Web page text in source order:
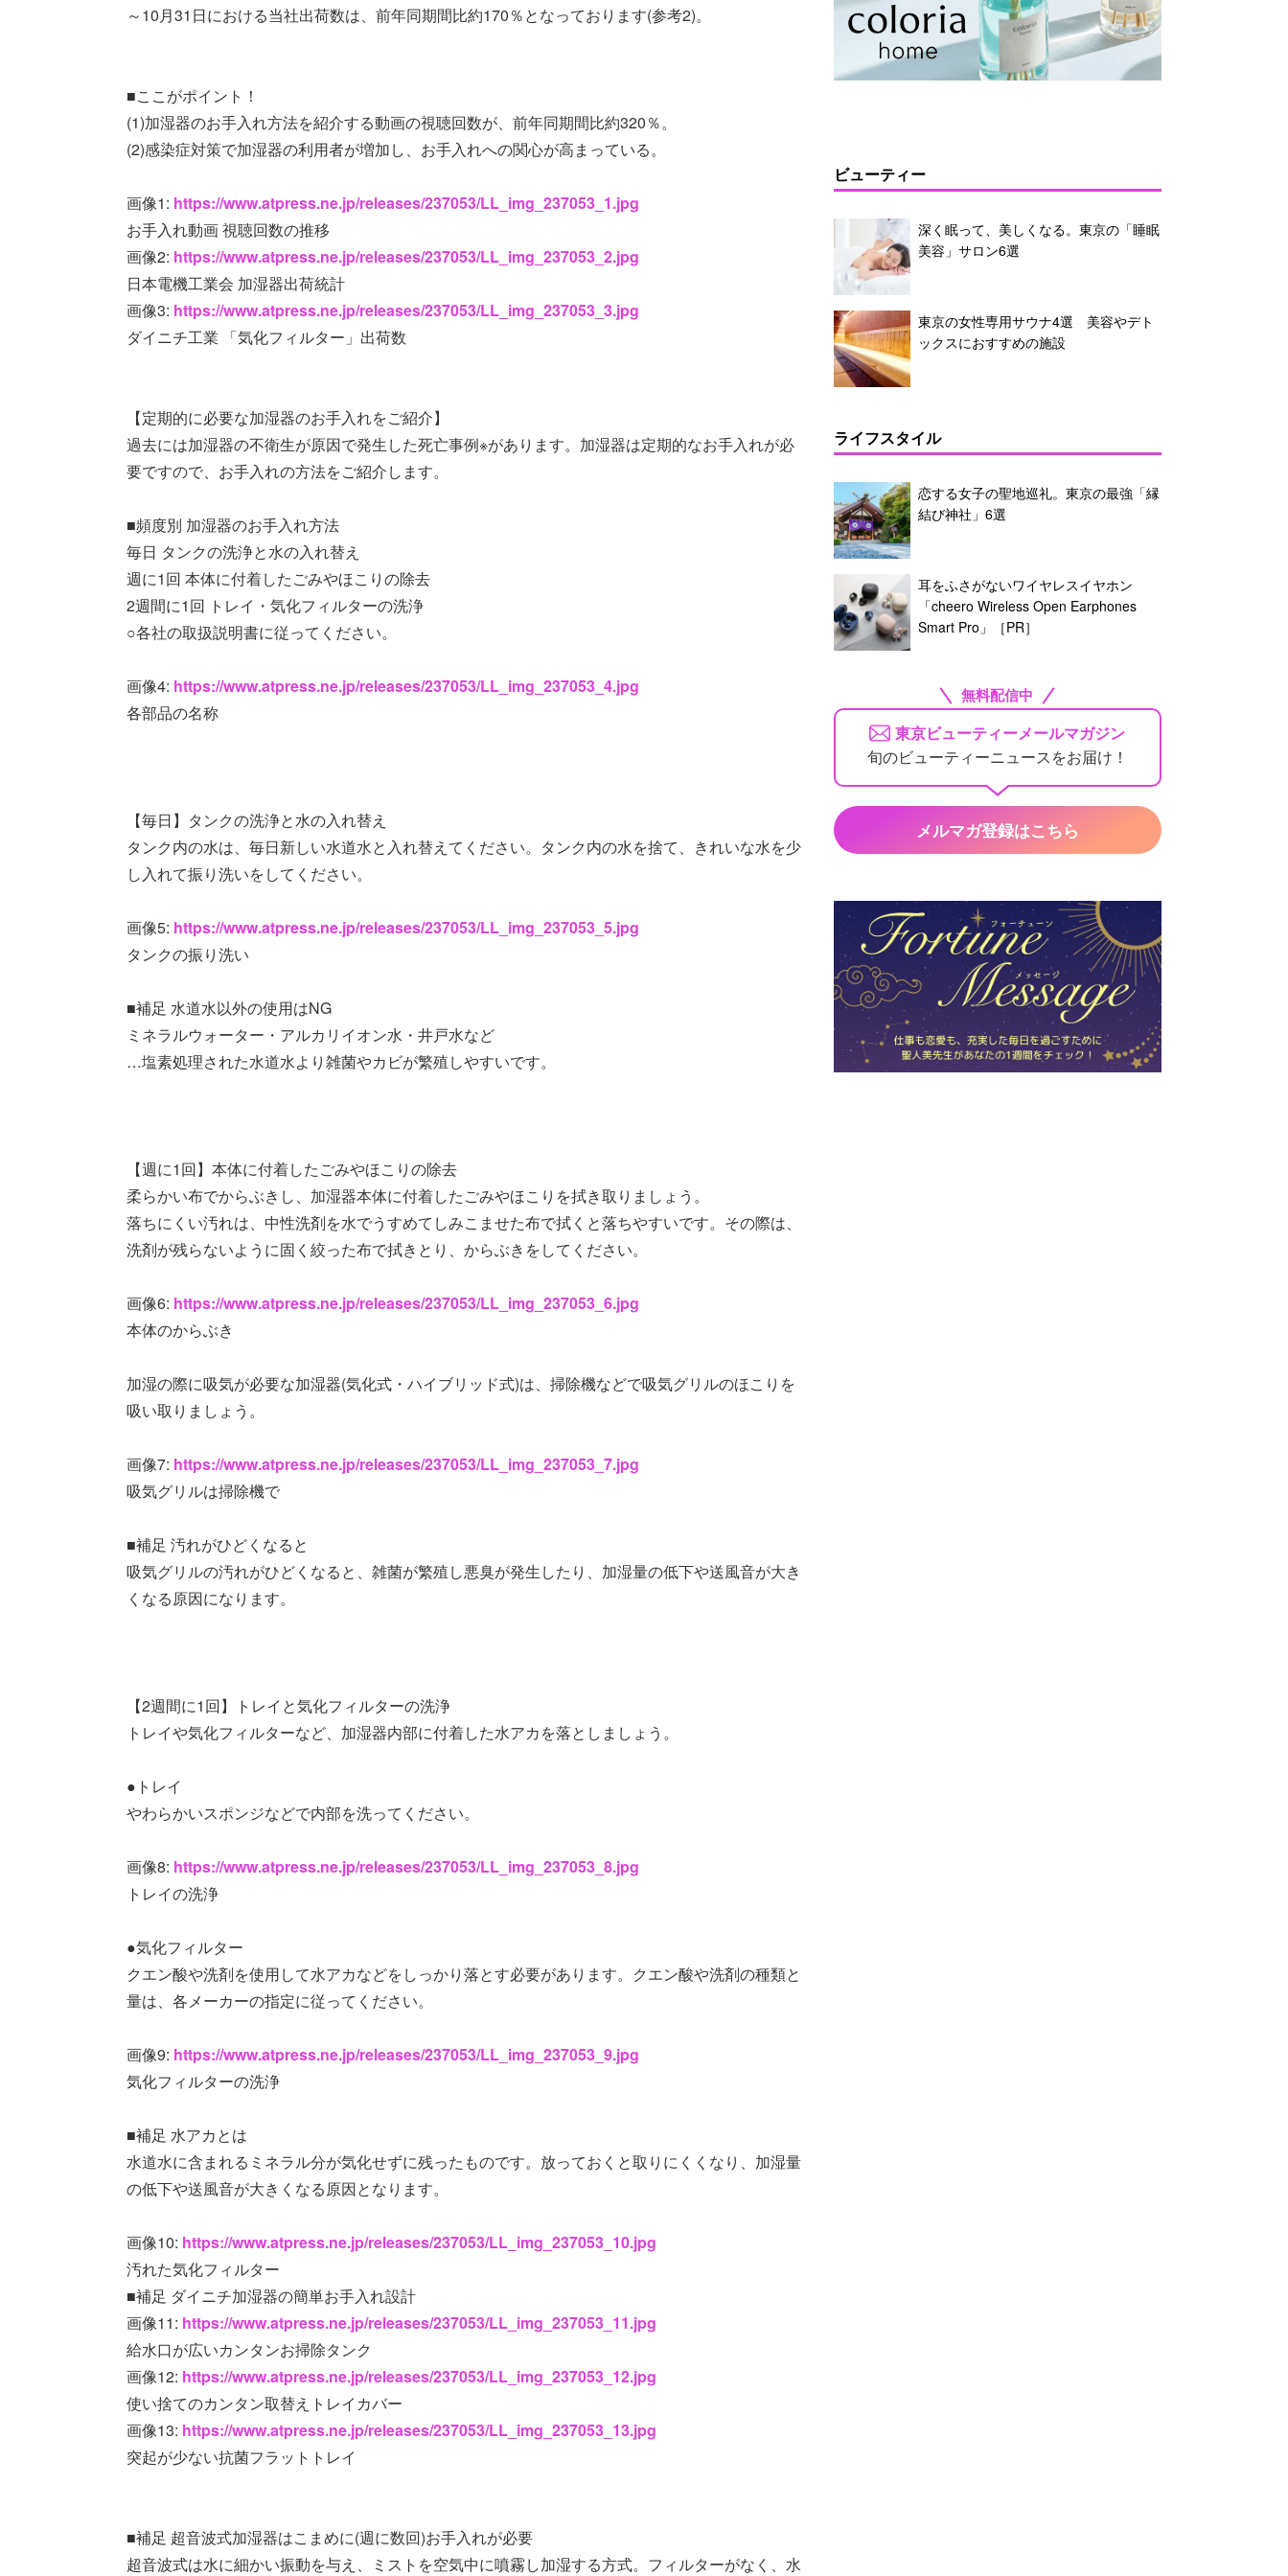
～10月31日における当社出荷数は、前年同期間比約170％となっております(参考2)。
■ここがポイント！
(1)加湿器のお手入れ方法を紹介する動画の視聴回数が、前年同期間比約320％。
(2)感染症対策で加湿器の利用者が増加し、お手入れへの関心が高まっている。
画像1: https://www.atpress.ne.jp/releases/237053/LL_img_237053_1.jpg
お手入れ動画 視聴回数の推移
画像2: https://www.atpress.ne.jp/releases/237053/LL_img_237053_2.jpg
日本電機工業会 加湿器出荷統計
画像3: https://www.atpress.ne.jp/releases/237053/LL_img_237053_3.jpg
ダイニチ工業 「気化フィルター」出荷数
【定期的に必要な加湿器のお手入れをご紹介】
過去には加湿器の不衛生が原因で発生した死亡事例※があります。加湿器は定期的なお手入れが必
要ですので、お手入れの方法をご紹介します。
■頻度別 加湿器のお手入れ方法
毎日 タンクの洗浄と水の入れ替え
週に1回 本体に付着したごみやほこりの除去
2週間に1回 トレイ・気化フィルターの洗浄
○各社の取扱説明書に従ってください。
画像4: https://www.atpress.ne.jp/releases/237053/LL_img_237053_4.jpg
各部品の名称
【毎日】タンクの洗浄と水の入れ替え
タンク内の水は、毎日新しい水道水と入れ替えてください。タンク内の水を捨て、きれいな水を少
し入れて振り洗いをしてください。
画像5: https://www.atpress.ne.jp/releases/237053/LL_img_237053_5.jpg
タンクの振り洗い
■補足 水道水以外の使用はNG
ミネラルウォーター・アルカリイオン水・井戸水など
…塩素処理された水道水より雑菌やカビが繁殖しやすいです。
【週に1回】本体に付着したごみやほこりの除去
柔らかい布でからぶきし、加湿器本体に付着したごみやほこりを拭き取りましょう。
落ちにくい汚れは、中性洗剤を水でうすめてしみこませた布で拭くと落ちやすいです。その際は、
洗剤が残らないように固く絞った布で拭きとり、からぶきをしてください。
画像6: https://www.atpress.ne.jp/releases/237053/LL_img_237053_6.jpg
本体のからぶき
加湿の際に吸気が必要な加湿器(気化式・ハイブリッド式)は、掃除機などで吸気グリルのほこりを
吸い取りましょう。
画像7: https://www.atpress.ne.jp/releases/237053/LL_img_237053_7.jpg
吸気グリルは掃除機で
■補足 汚れがひどくなると
吸気グリルの汚れがひどくなると、雑菌が繁殖し悪臭が発生したり、加湿量の低下や送風音が大き
くなる原因になります。
【2週間に1回】トレイと気化フィルターの洗浄
トレイや気化フィルターなど、加湿器内部に付着した水アカを落としましょう。
●トレイ
やわらかいスポンジなどで内部を洗ってください。
画像8: https://www.atpress.ne.jp/releases/237053/LL_img_237053_8.jpg
トレイの洗浄
●気化フィルター
クエン酸や洗剤を使用して水アカなどをしっかり落とす必要があります。クエン酸や洗剤の種類と
量は、各メーカーの指定に従ってください。
画像9: https://www.atpress.ne.jp/releases/237053/LL_img_237053_9.jpg
気化フィルターの洗浄
■補足 水アカとは
水道水に含まれるミネラル分が気化せずに残ったものです。放っておくと取りにくくなり、加湿量
の低下や送風音が大きくなる原因となります。
画像10: https://www.atpress.ne.jp/releases/237053/LL_img_237053_10.jpg
汚れた気化フィルター
■補足 ダイニチ加湿器の簡単お手入れ設計
画像11: https://www.atpress.ne.jp/releases/237053/LL_img_237053_11.jpg
給水口が広いカンタンお掃除タンク
画像12: https://www.atpress.ne.jp/releases/237053/LL_img_237053_12.jpg
使い捨てのカンタン取替えトレイカバー
画像13: https://www.atpress.ne.jp/releases/237053/LL_img_237053_13.jpg
突起が少ない抗菌フラットトレイ
■補足 超音波式加湿器はこまめに(週に数回)お手入れが必要
超音波式は水に細かい振動を与え、ミストを空気中に噴霧し加湿する方式。フィルターがなく、水
ビューティー
深く眠って、美しくなる。東京の「睡眠
美容」サロン6選
東京の女性専用サウナ4選 美容やデト
ックスにおすすめの施設
ライフスタイル
恋する女子の聖地巡礼。東京の最強「縁
結び神社」6選
耳をふさがないワイヤレスイヤホン
「cheero Wireless Open Earphones
Smart Pro」［PR］
無料配信中
東京ビューティーメールマガジン
旬のビューティーニュースをお届け！
メルマガ登録はこちら